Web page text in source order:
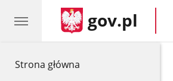
Strona główna
gov.pl